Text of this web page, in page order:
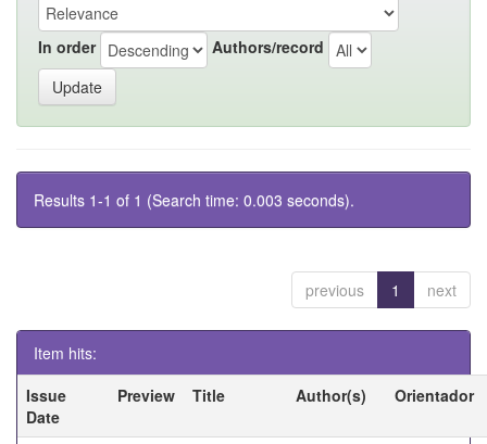
In order Authors/record
Results 1-1 of 1 (Search time: 0.003 seconds).
previous 1 next
Item hits:
Issue
Date
Preview Title Author(s) Orientador